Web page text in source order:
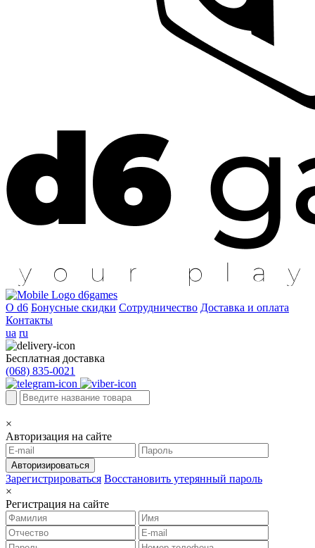
d6games
О d6 Бонусные скидки Сотрудничество Доставка и оплата
Контакты
ua ru
Бесплатная доставка
(068) 835-0021
×
Авторизация на сайте
Авторизироваться
Зарегистрироваться Восстановить утерянный пароль
×
Регистрация на сайте